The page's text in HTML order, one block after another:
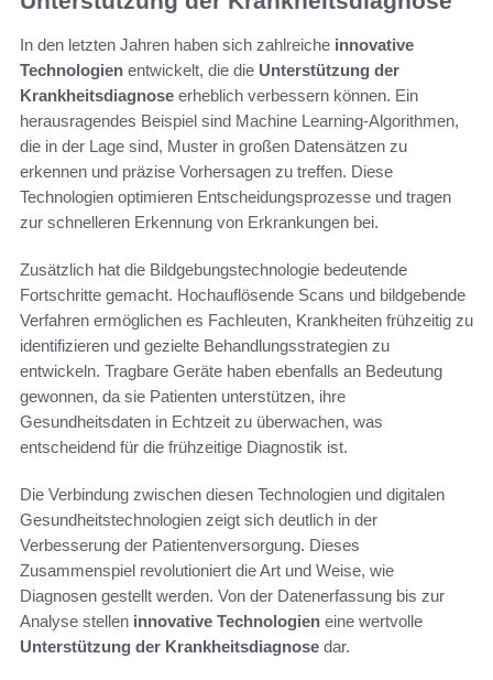
In den letzten Jahren haben sich zahlreiche innovative
Technologien entwickelt, die die Unterstützung der
Krankheitsdiagnose erheblich verbessern können. Ein
herausragendes Beispiel sind Machine Learning-Algorithmen,
die in der Lage sind, Muster in großen Datensätzen zu
erkennen und präzise Vorhersagen zu treffen. Diese
Technologien optimieren Entscheidungsprozesse und tragen
zur schnelleren Erkennung von Erkrankungen bei.
Zusätzlich hat die Bildgebungstechnologie bedeutende
Fortschritte gemacht. Hochauflösende Scans und bildgebende
Verfahren ermöglichen es Fachleuten, Krankheiten frühzeitig zu
identifizieren und gezielte Behandlungsstrategien zu
entwickeln. Tragbare Geräte haben ebenfalls an Bedeutung
gewonnen, da sie Patienten unterstützen, ihre
Gesundheitsdaten in Echtzeit zu überwachen, was
entscheidend für die frühzeitige Diagnostik ist.
Die Verbindung zwischen diesen Technologien und digitalen
Gesundheitstechnologien zeigt sich deutlich in der
Verbesserung der Patientenversorgung. Dieses
Zusammenspiel revolutioniert die Art und Weise, wie
Diagnosen gestellt werden. Von der Datenerfassung bis zur
Analyse stellen innovative Technologien eine wertvolle
Unterstützung der Krankheitsdiagnose dar.